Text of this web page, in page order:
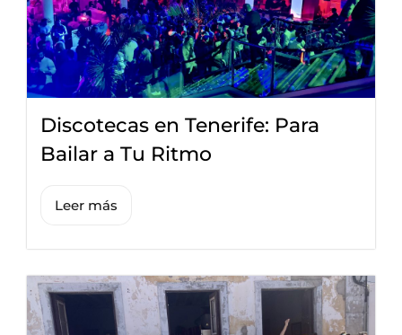
Discotecas en Tenerife: Para
Bailar a Tu Ritmo
Leer más